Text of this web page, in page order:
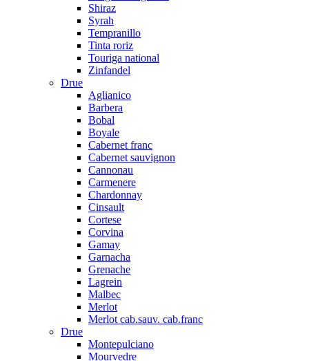
Shiraz
Syrah
Tempranillo
Tinta roriz
Touriga national
Zinfandel
Drue
Aglianico
Barbera
Bobal
Boyale
Cabernet franc
Cabernet sauvignon
Cannonau
Carmenere
Chardonnay
Cinsault
Cortese
Corvina
Gamay
Garnacha
Grenache
Lagrein
Malbec
Merlot
Merlot cab.sauv. cab.franc
Drue
Montepulciano
Mourvedre